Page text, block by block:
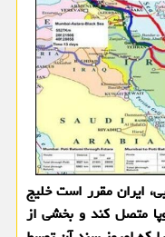
ایران مقرر است خلیج
متصل کند و بخشی از